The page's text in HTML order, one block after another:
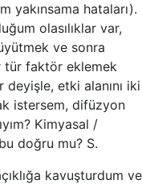
yakınsama hataları).
olasılıklar var,
ve sonra
tür faktör eklemek
etki alanını iki
istersem, difüzyon
Kimyasal /
doğru mu? S.
kavuşturdum ve